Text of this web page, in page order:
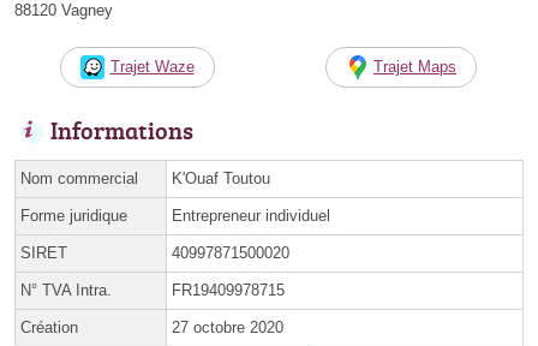
88120 Vagney
Trajet Waze Trajet Maps
Informations
Nom commercial K'Ouaf Toutou
Forme juridique Entrepreneur individuel
SIRET 40997871500020
N° TVA Intra. FR19409978715
Création 27 octobre 2020